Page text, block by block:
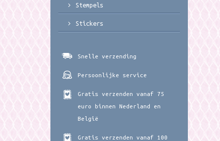
Stempels
Stickers
Snelle verzending
Persoonlijke service
Gratis verzenden vanaf 75
euro binnen Nederland en
België
Gratis verzenden vanaf 100